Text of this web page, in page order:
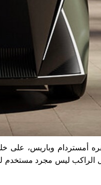
أمستردام وباريس، على
الراكب ليس مجرد مستخدم